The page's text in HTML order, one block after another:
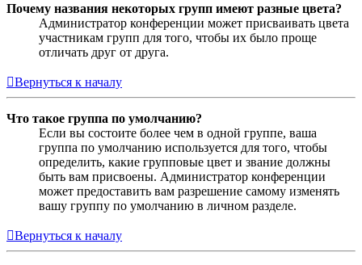
Почему названия некоторых групп имеют разные цвета?
Администратор конференции может присваивать цвета
участникам групп для того, чтобы их было проще
отличать друг от друга.
Вернуться к началу
Что такое группа по умолчанию?
Если вы состоите более чем в одной группе, ваша
группа по умолчанию используется для того, чтобы
определить, какие групповые цвет и звание должны
быть вам присвоены. Администратор конференции
может предоставить вам разрешение самому изменять
вашу группу по умолчанию в личном разделе.
Вернуться к началу